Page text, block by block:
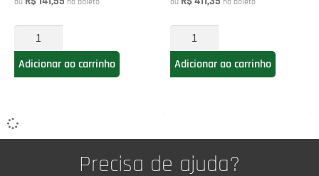
Adicionar ao carrinho Adicionar ao carrinho
Precisa de ajuda?